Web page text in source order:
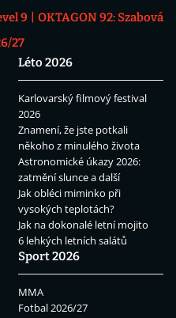
9
OKTAGON 92: Szabová
27
Léto 2026
Karlovarský filmový festival
2026
Znamení, že jste potkali
někoho z minulého života
Astronomické úkazy 2026:
zatmění slunce a další
Jak obléci miminko při
vysokých teplotách?
Jak na dokonalé letní mojito
6 lehkých letních salátů
Sport 2026
MMA
Fotbal 2026/27